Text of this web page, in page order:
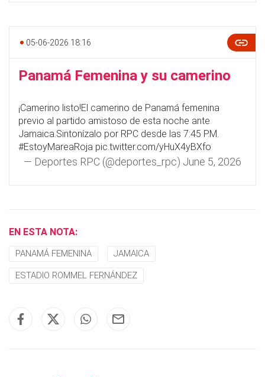
05-06-2026 18:16
Panamá Femenina y su camerino
¡Camerino listo!El camerino de Panamá femenina
previo al partido amistoso de esta noche ante
Jamaica.Sintonízalo por RPC desde las 7:45 P.M.
#EstoyMareaRoja pic.twitter.com/yHuX4yBXfo
— Deportes RPC (@deportes_rpc) June 5, 2026
EN ESTA NOTA:
PANAMÁ FEMENINA JAMAICA
ESTADIO ROMMEL FERNÁNDEZ